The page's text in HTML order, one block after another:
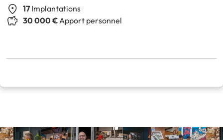
17 Implantations
30 000 €Apport personnel